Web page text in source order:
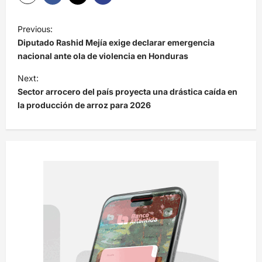
a
v
e
g
a
c
Previous:
Diputado Rashid Mejía exige declarar emergencia
nacional ante ola de violencia en Honduras
Next:
Sector arrocero del país proyecta una drástica caída en
la producción de arroz para 2026